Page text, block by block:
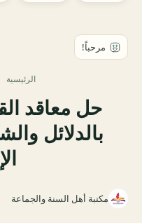
الرئيسية
حل معاقد
بالدلائل